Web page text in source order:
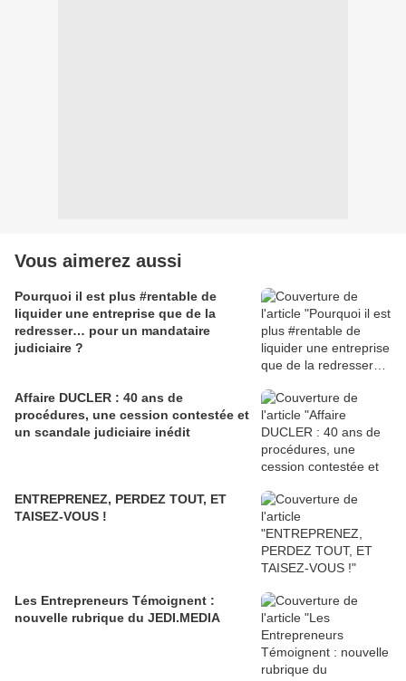
Vous aimerez aussi
Pourquoi il est plus #rentable de
liquider une entreprise que de la
redresser… pour un mandataire
judiciaire ?
Affaire DUCLER : 40 ans de
procédures, une cession contestée et
un scandale judiciaire inédit
ENTREPRENEZ, PERDEZ TOUT, ET
TAISEZ-VOUS !
Les Entrepreneurs Témoignent :
nouvelle rubrique du JEDI.MEDIA